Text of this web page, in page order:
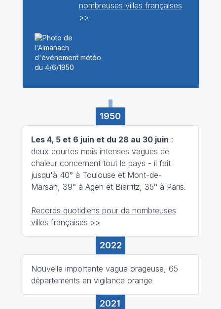
nombreuses villes françaises
>>
1950
Les 4, 5 et 6 juin et du 28 au 30 juin :
deux courtes mais intenses vagues de
chaleur concernent tout le pays - il fait
jusqu'à 40° à Toulouse et Mont-de-
Marsan, 39° à Agen et Biarritz, 35° à Paris.
Records quotidiens pour de nombreuses
villes françaises >>
2022
Nouvelle importante vague orageuse, 65
départements en vigilance orange
2021